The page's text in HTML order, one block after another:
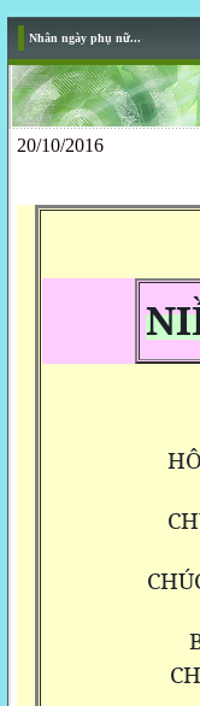
Nhân ngày phụ nữ...
20/10/2016